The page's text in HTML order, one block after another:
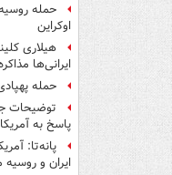
حمله
اوکراین
هیلاری
ایرانی‌ها
حمله
توضیحات
پاسخ به
پانه‌تا:
ایران و